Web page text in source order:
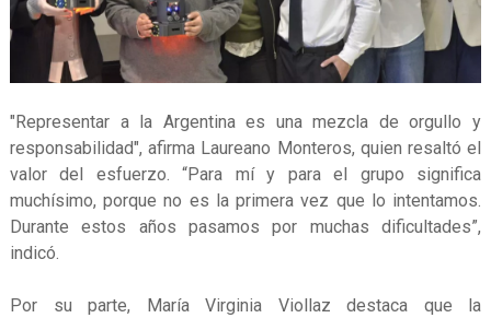
"Representar a la Argentina es una mezcla de orgullo y
responsabilidad", afirma Laureano Monteros, quien resaltó el
valor del esfuerzo. “Para mí y para el grupo significa
muchísimo, porque no es la primera vez que lo intentamos.
Durante estos años pasamos por muchas dificultades”,
indicó.
Por su parte, María Virginia Viollaz destaca que la